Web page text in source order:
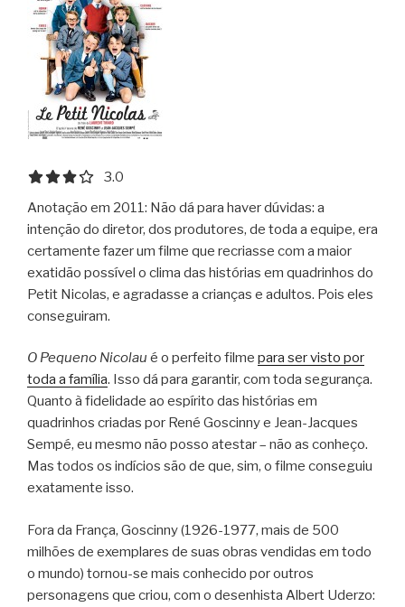
3.0 out of 5.0 stars
3.0
Anotação em 2011: Não dá para haver dúvidas: a
intenção do diretor, dos produtores, de toda a equipe, era
certamente fazer um filme que recriasse com a maior
exatidão possível o clima das histórias em quadrinhos do
Petit Nicolas, e agradasse a crianças e adultos. Pois eles
conseguiram.
O Pequeno Nicolau é o perfeito filme para ser visto por
toda a família. Isso dá para garantir, com toda segurança.
Quanto à fidelidade ao espírito das histórias em
quadrinhos criadas por René Goscinny e Jean-Jacques
Sempé, eu mesmo não posso atestar – não as conheço.
Mas todos os indícios são de que, sim, o filme conseguiu
exatamente isso.
Fora da França, Goscinny (1926-1977, mais de 500
milhões de exemplares de suas obras vendidas em todo
o mundo) tornou-se mais conhecido por outros
personagens que criou, com o desenhista Albert Uderzo: